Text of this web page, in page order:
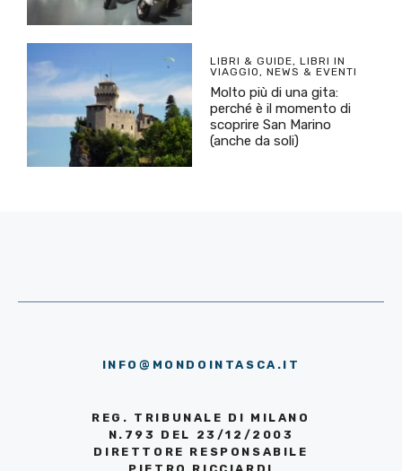
LIBRI & GUIDE, LIBRI IN
VIAGGIO, NEWS & EVENTI
Molto più di una gita:
perché è il momento di
scoprire San Marino
(anche da soli)
INFO@MONDOINTASCA.IT
REG. TRIBUNALE DI MILANO
N.793 DEL 23/12/2003
DIRETTORE RESPONSABILE
PIETRO RICCIARDI